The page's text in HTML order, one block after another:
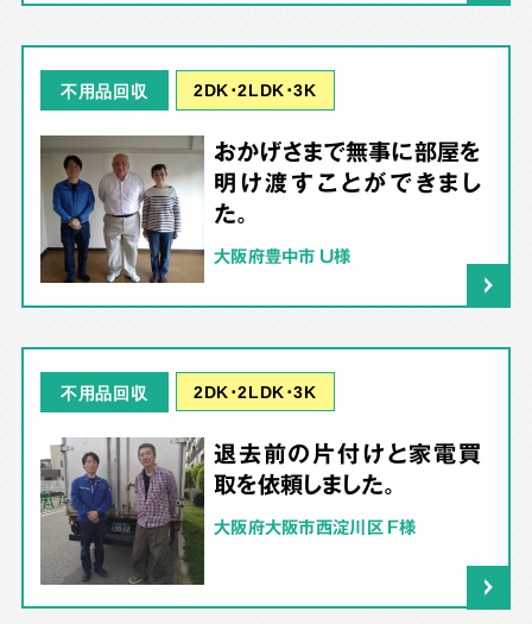
不用品回収 2DK･2LDK･3K
おかげさまで無事に部屋を
明け渡すことができまし
た。
大阪府豊中市 U様
不用品回収 2DK･2LDK･3K
退去前の片付けと家電買
取を依頼しました。
大阪府大阪市西淀川区 F様